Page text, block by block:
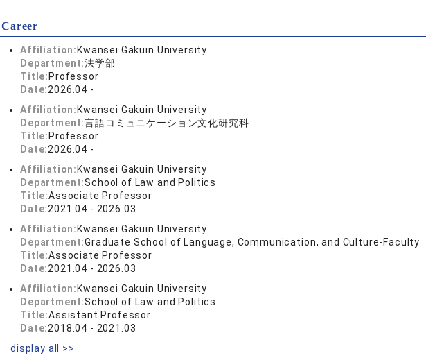
Career
Affiliation: Kwansei Gakuin University
Department:法学部
Title: Professor
Date:2026.04 -
Affiliation: Kwansei Gakuin University
Department:言語コミュニケーション文化研究科
Title: Professor
Date:2026.04 -
Affiliation: Kwansei Gakuin University
Department:School of Law and Politics
Title:Associate Professor
Date:2021.04 - 2026.03
Affiliation: Kwansei Gakuin University
Department:Graduate School of Language, Communication, and Culture-Faculty
Title:Associate Professor
Date:2021.04 - 2026.03
Affiliation: Kwansei Gakuin University
Department:School of Law and Politics
Title:Assistant Professor
Date:2018.04 - 2021.03
display all >>